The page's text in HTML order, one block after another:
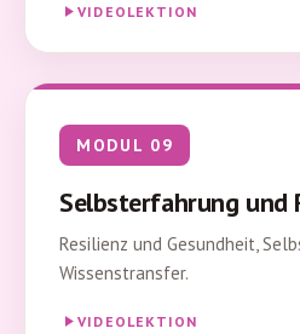
VIDEOLEKTION
MODUL 09
Selbsterfahrung und
Resilienz und Gesundheit,
Wissenstransfer.
VIDEOLEKTION